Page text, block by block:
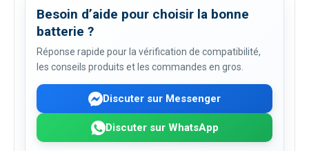
Besoin d’aide pour choisir la bonne
batterie ?
Réponse rapide pour la vérification de compatibilité,
les conseils produits et les commandes en gros.
Discuter sur Messenger
Discuter sur WhatsApp